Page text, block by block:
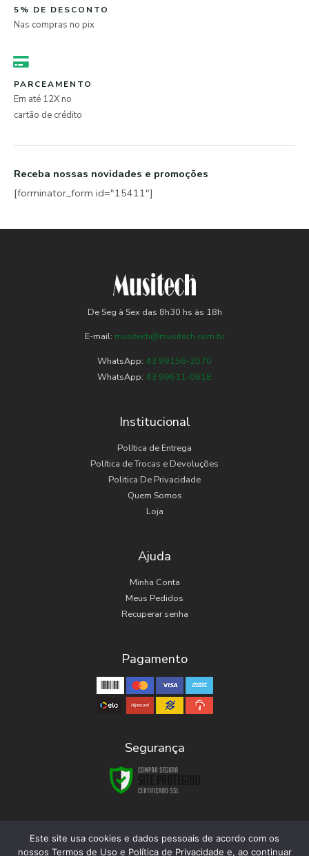
5% DE DESCONTO
Nas compras no pix
PARCEAMENTO
Em até 12X no
cartão de crédito
Receba nossas novidades e promoções
[forminator_form id="15411"]
De Seg à Sex das 8h30 hs às 18h
E-mail: musitech@musitech.com.br
WhatsApp: 43 99156-2070
WhatsApp: 43 99611-0618
Institucional
Política de Entrega
Política de Trocas e Devoluções
Politica De Privacidade
Quem Somos
Loja
Ajuda
Minha Conta
Meus Pedidos
Recuperar senha
Pagamento
Segurança
Este site usa cookies e dados pessoais de acordo com os
nossos Termos de Uso e Política de Privacidade e, ao continuar